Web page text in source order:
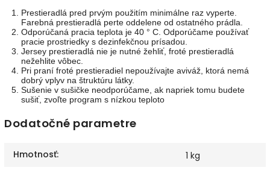
Prestieradlá pred prvým použitím minimálne raz vyperte.
Farebná prestieradlá perte oddelene od ostatného prádla.
Odporúčaná pracia teplota je 40 ° C. Odporúčame používať
pracie prostriedky s dezinfekčnou prísadou.
Jersey prestieradlá nie je nutné žehliť, froté prestieradlá
nežehlite vôbec.
Pri praní froté prestieradiel nepoužívajte aviváž, ktorá nemá
dobrý vplyv na štruktúru látky.
Sušenie v sušičke neodporúčame, ak napriek tomu budete
sušiť, zvoľte program s nízkou teploto
Dodatočné parametre
Hmotnosť: 1 kg